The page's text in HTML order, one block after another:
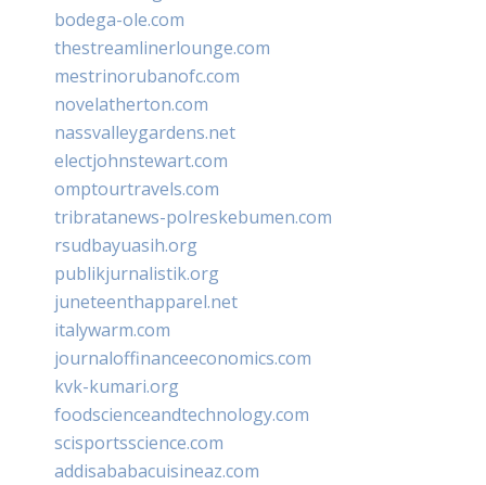
bodega-ole.com
thestreamlinerlounge.com
mestrinorubanofc.com
novelatherton.com
nassvalleygardens.net
electjohnstewart.com
omptourtravels.com
tribratanews-polreskebumen.com
rsudbayuasih.org
publikjurnalistik.org
juneteenthapparel.net
italywarm.com
journaloffinanceeconomics.com
kvk-kumari.org
foodscienceandtechnology.com
scisportsscience.com
addisababacuisineaz.com